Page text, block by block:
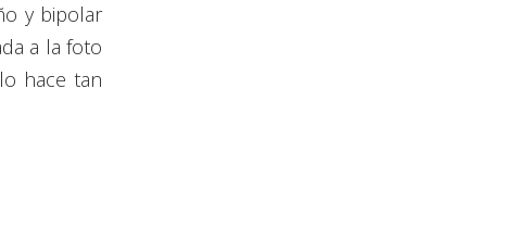
y bipolar
a la foto
hace tan